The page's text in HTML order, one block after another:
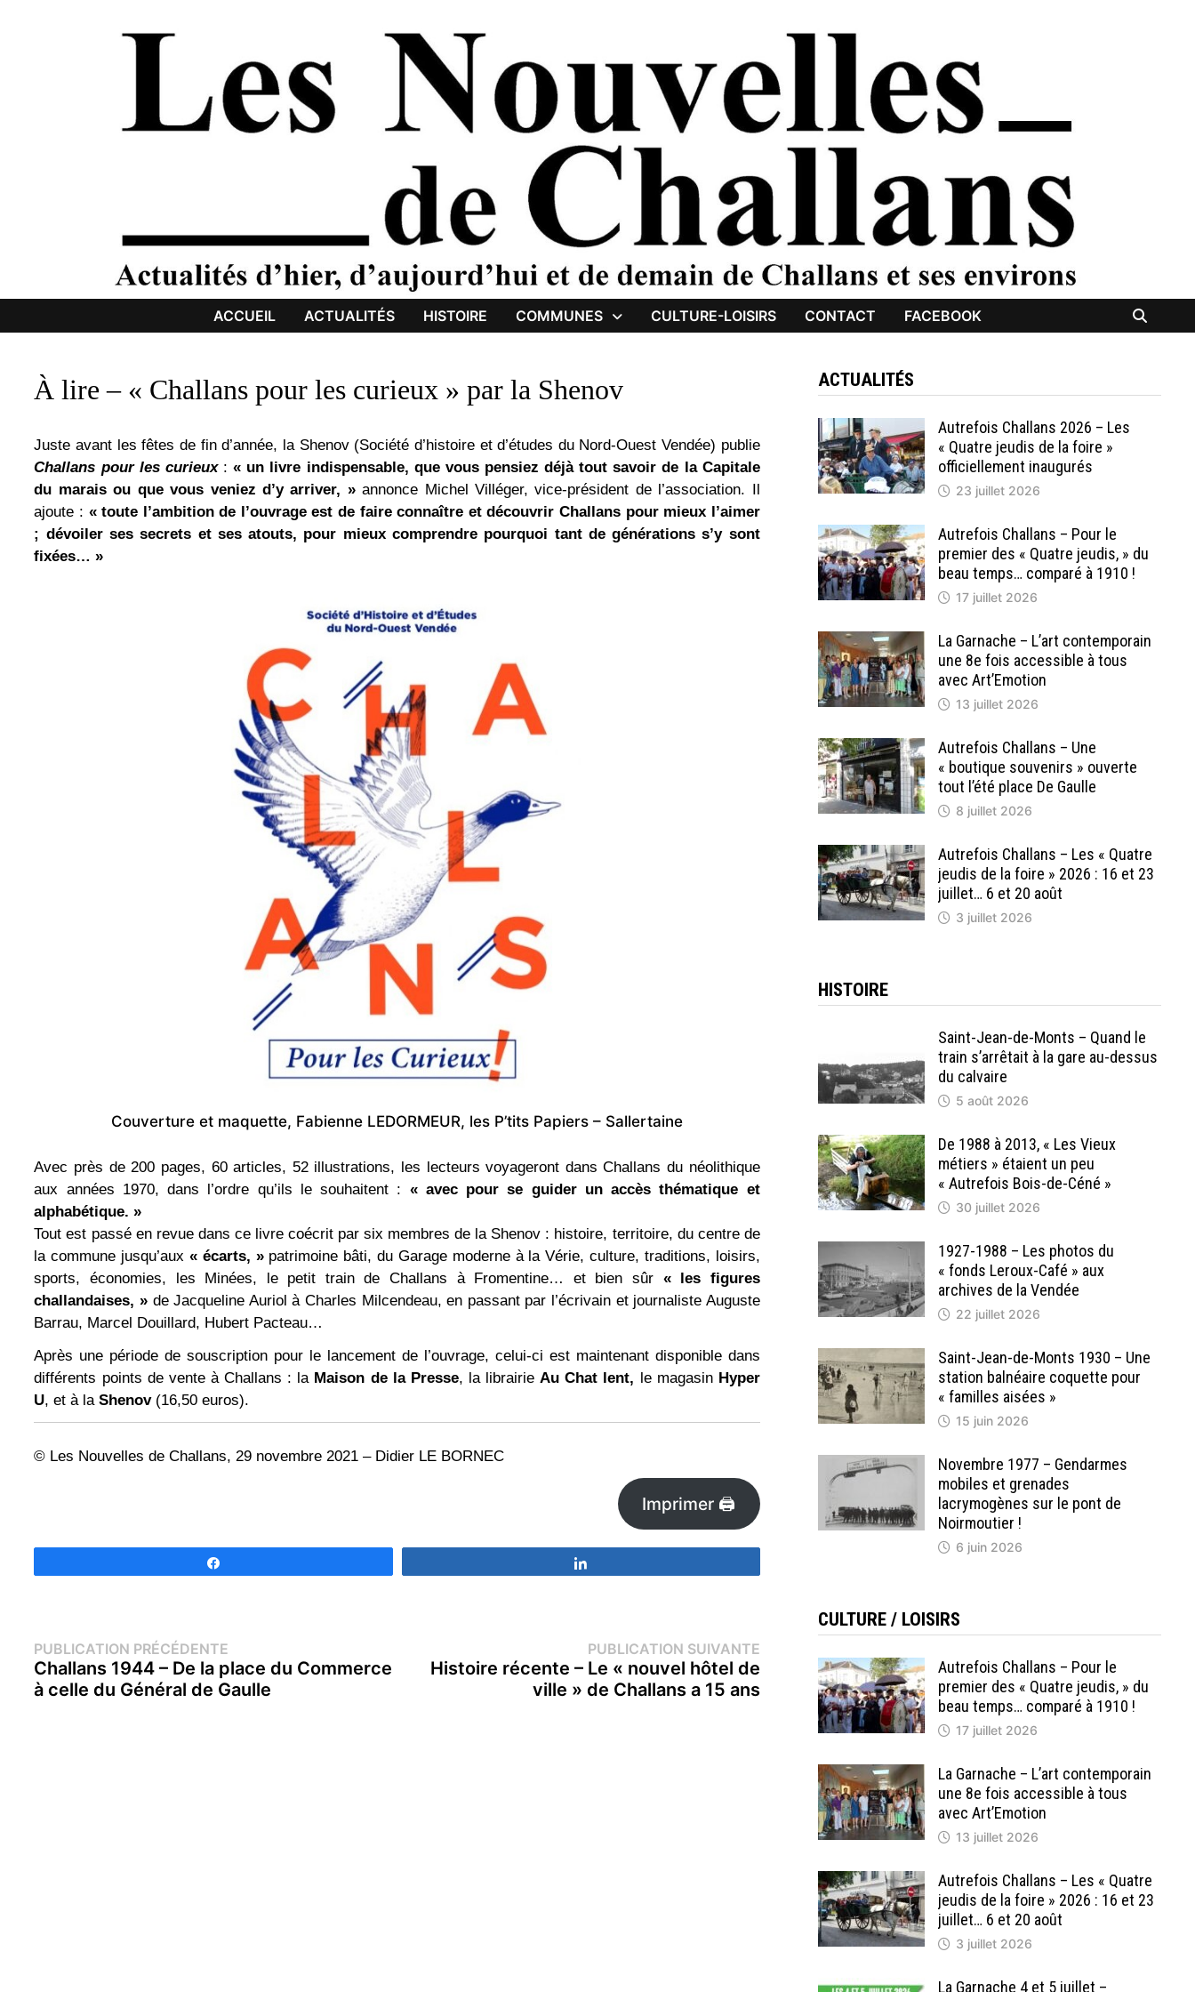
ACCUEIL ACTUALITÉS HISTOIRE COMMUNES CULTURE-LOISIRS CONTACT FACEBOOK
À lire – « Challans pour les curieux » par la Shenov
Juste avant les fêtes de fin d’année, la Shenov (Société d’histoire et d’études du Nord-Ouest Vendée) publie
Challans pour les curieux:« un livre indispensable, que vous pensiez déjà tout savoir de la Capitale
du marais ou que vous veniez d’y arriver, »annonce Michel Villéger, vice-président de l’association. Il
ajoute : « toute l’ambition de l’ouvrage est de faire connaître et découvrir Challans pour mieux l’aimer
; dévoiler ses secrets et ses atouts, pour mieux comprendre pourquoi tant de générations s’y sont
fixées… »
Couverture et maquette, Fabienne LEDORMEUR, les P’tits Papiers – Sallertaine
Avec près de 200 pages, 60 articles, 52 illustrations, les lecteurs voyageront dans Challans du néolithique
aux années 1970, dans l’ordre qu’ils le souhaitent : « avec pour se guider un accès thématique et
alphabétique. »
Tout est passé en revue dans ce livre coécrit par six membres de la Shenov : histoire, territoire, du centre de
la commune jusqu’aux « écarts, »patrimoine bâti, du Garage moderne à la Vérie, culture, traditions, loisirs,
sports, économies, les Minées, le petit train de Challans à Fromentine… et bien sûr « les figures
challandaises, » de Jacqueline Auriol à Charles Milcendeau, en passant par l’écrivain et journaliste Auguste
Barrau, Marcel Douillard, Hubert Pacteau…
Après une période desouscription pour le lancement de l’ouvrage, celui-ci est maintenant disponible dans
différents points de vente à Challans : la Maison de la Presse, la librairieAu Chat lent, le magasin Hyper
U, et à laShenov(16,50 euros).
© Les Nouvelles de Challans, 29 novembre 2021 – Didier LE BORNEC
Imprimer 🖨
Navigation
de
PUBLICATION PRÉCÉDENTE
précédente :
Challans 1944 – De la place du Commerce
à celle du Général de Gaulle
PUBLICATION SUIVANTEPublication
suivante :
Histoire récente – Le « nouvel hôtel de
ville » de Challans a 15 ans
ACTUALITÉS
Autrefois Challans 2026 – Les
« Quatre jeudis de la foire »
officiellement inaugurés
23 juillet 2026
Autrefois Challans – Pour le
premier des « Quatre jeudis, » du
beau temps… comparé à 1910 !
17 juillet 2026
La Garnache – L’art contemporain
une 8e fois accessible à tous
avec Art’Emotion
13 juillet 2026
Autrefois Challans – Une
« boutique souvenirs » ouverte
tout l’été place De Gaulle
8 juillet 2026
Autrefois Challans – Les « Quatre
jeudis de la foire » 2026 : 16 et 23
juillet… 6 et 20 août
3 juillet 2026
HISTOIRE
Saint-Jean-de-Monts – Quand le
train s’arrêtait à la gare au-dessus
du calvaire
5 août 2026
De 1988 à 2013, « Les Vieux
métiers » étaient un peu
« Autrefois Bois-de-Céné »
30 juillet 2026
1927-1988 – Les photos du
« fonds Leroux-Café » aux
archives de la Vendée
22 juillet 2026
Saint-Jean-de-Monts 1930 – Une
station balnéaire coquette pour
« familles aisées »
15 juin 2026
Novembre 1977 – Gendarmes
mobiles et grenades
lacrymogènes sur le pont de
Noirmoutier !
6 juin 2026
CULTURE / LOISIRS
Autrefois Challans – Pour le
premier des « Quatre jeudis, » du
beau temps… comparé à 1910 !
17 juillet 2026
La Garnache – L’art contemporain
une 8e fois accessible à tous
avec Art’Emotion
13 juillet 2026
Autrefois Challans – Les « Quatre
jeudis de la foire » 2026 : 16 et 23
juillet… 6 et 20 août
3 juillet 2026
La Garnache 4 et 5 juillet –